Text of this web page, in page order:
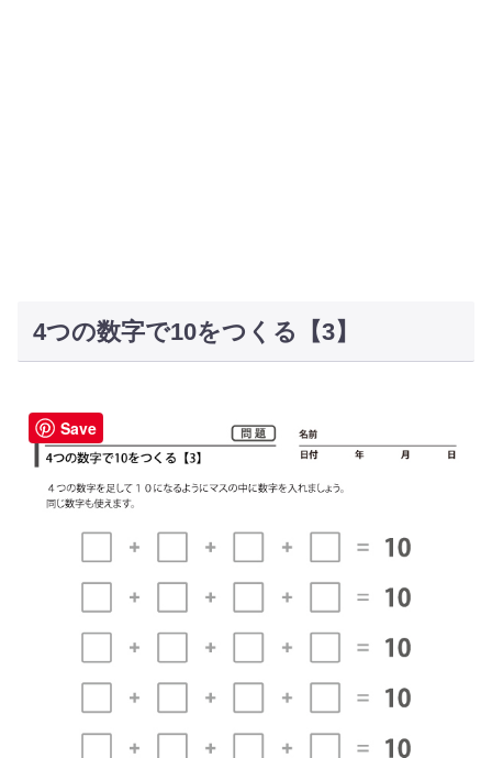
4つの数字で10をつくる【3】
Save